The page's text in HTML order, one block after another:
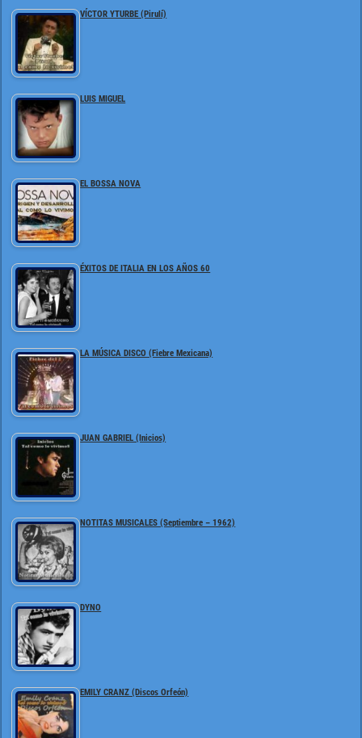
VÍCTOR YTURBE (Pirulí)
LUIS MIGUEL
EL BOSSA NOVA
ÉXITOS DE ITALIA EN LOS AÑOS 60
LA MÚSICA DISCO (Fiebre Mexicana)
JUAN GABRIEL (Inicios)
NOTITAS MUSICALES (Septiembre – 1962)
DYNO
EMILY CRANZ (Discos Orfeón)